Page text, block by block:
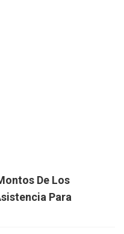
De Los
Para